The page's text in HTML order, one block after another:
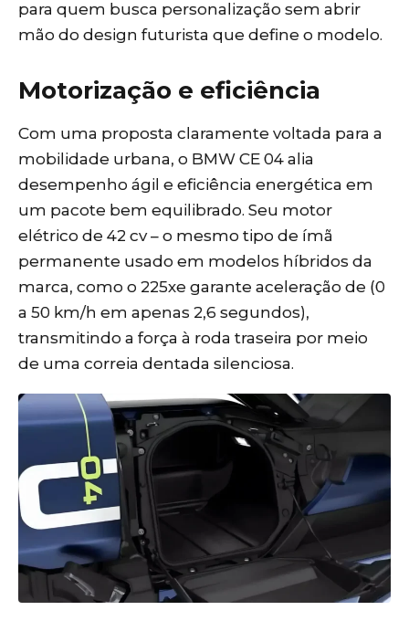
para quem busca personalização sem abrir
mão do design futurista que define o modelo.
Motorização e eficiência
Com uma proposta claramente voltada para a
mobilidade urbana, o BMW CE 04 alia
desempenho ágil e eficiência energética em
um pacote bem equilibrado. Seu motor
elétrico de 42 cv – o mesmo tipo de ímã
permanente usado em modelos híbridos da
marca, como o 225xe garante aceleração de (0
a 50 km/h em apenas 2,6 segundos),
transmitindo a força à roda traseira por meio
de uma correia dentada silenciosa.